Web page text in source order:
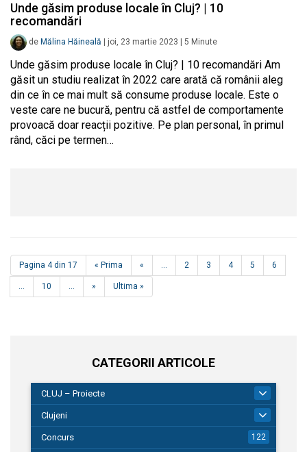
Unde găsim produse locale în Cluj? | 10
recomandări
de Mălina Hăineală joi, 23 martie 2023 5 Minute
Unde găsim produse locale în Cluj? | 10 recomandări Am
găsit un studiu realizat în 2022 care arată că românii aleg
din ce în ce mai mult să consume produse locale. Este o
veste care ne bucură, pentru că astfel de comportamente
provoacă doar reacții pozitive. Pe plan personal, în primul
rând, căci pe termen…
Pagina 4 din 17 « Prima « ... 2 3 4 5 6
... 10 ... » Ultima »
CATEGORII ARTICOLE
CLUJ – Proiecte
Clujeni
Concurs 122